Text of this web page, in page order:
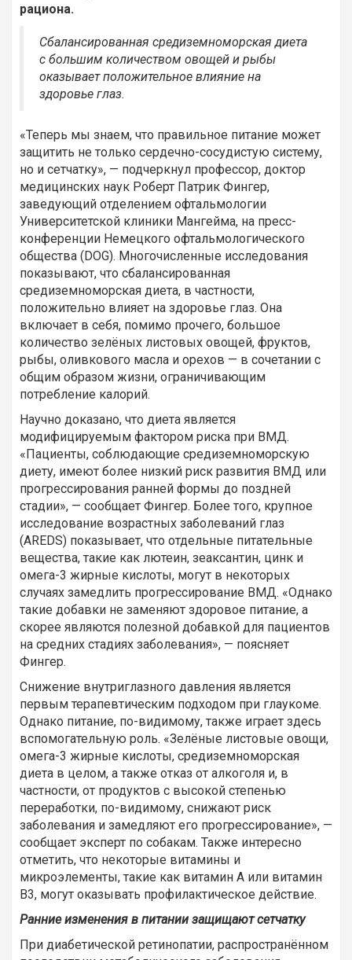
рациона.
Сбалансированная средиземноморская диета
с большим количеством овощей и рыбы
оказывает положительное влияние на
здоровье глаз.
«Теперь мы знаем, что правильное питание может
защитить не только сердечно-сосудистую систему,
но и сетчатку», — подчеркнул профессор, доктор
медицинских наук Роберт Патрик Фингер,
заведующий отделением офтальмологии
Университетской клиники Мангейма, на пресс-
конференции Немецкого офтальмологического
общества (DOG). Многочисленные исследования
показывают, что сбалансированная
средиземноморская диета, в частности,
положительно влияет на здоровье глаз. Она
включает в себя, помимо прочего, большое
количество зелёных листовых овощей, фруктов,
рыбы, оливкового масла и орехов — в сочетании с
общим образом жизни, ограничивающим
потребление калорий.
Научно доказано, что диета является
модифицируемым фактором риска при ВМД.
«Пациенты, соблюдающие средиземноморскую
диету, имеют более низкий риск развития ВМД или
прогрессирования ранней формы до поздней
стадии», — сообщает Фингер. Более того, крупное
исследование возрастных заболеваний глаз
(AREDS) показывает, что отдельные питательные
вещества, такие как лютеин, зеаксантин, цинк и
омега-3 жирные кислоты, могут в некоторых
случаях замедлить прогрессирование ВМД. «Однако
такие добавки не заменяют здоровое питание, а
скорее являются полезной добавкой для пациентов
на средних стадиях заболевания», — поясняет
Фингер.
Снижение внутриглазного давления является
первым терапевтическим подходом при глаукоме.
Однако питание, по-видимому, также играет здесь
вспомогательную роль. «Зелёные листовые овощи,
омега-3 жирные кислоты, средиземноморская
диета в целом, а также отказ от алкоголя и, в
частности, от продуктов с высокой степенью
переработки, по-видимому, снижают риск
заболевания и замедляют его прогрессирование», —
сообщает эксперт по собакам. Также интересно
отметить, что некоторые витамины и
микроэлементы, такие как витамин А или витамин
B3, могут оказывать профилактическое действие.
Ранние изменения в питании защищают сетчатку
При диабетической ретинопатии, распространённом